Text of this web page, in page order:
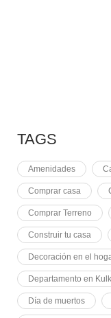
TAGS
Amenidades
Comprar casa
Comprar Terreno
Construir tu casa
Decoración en el
Departamento en
Día de muertos